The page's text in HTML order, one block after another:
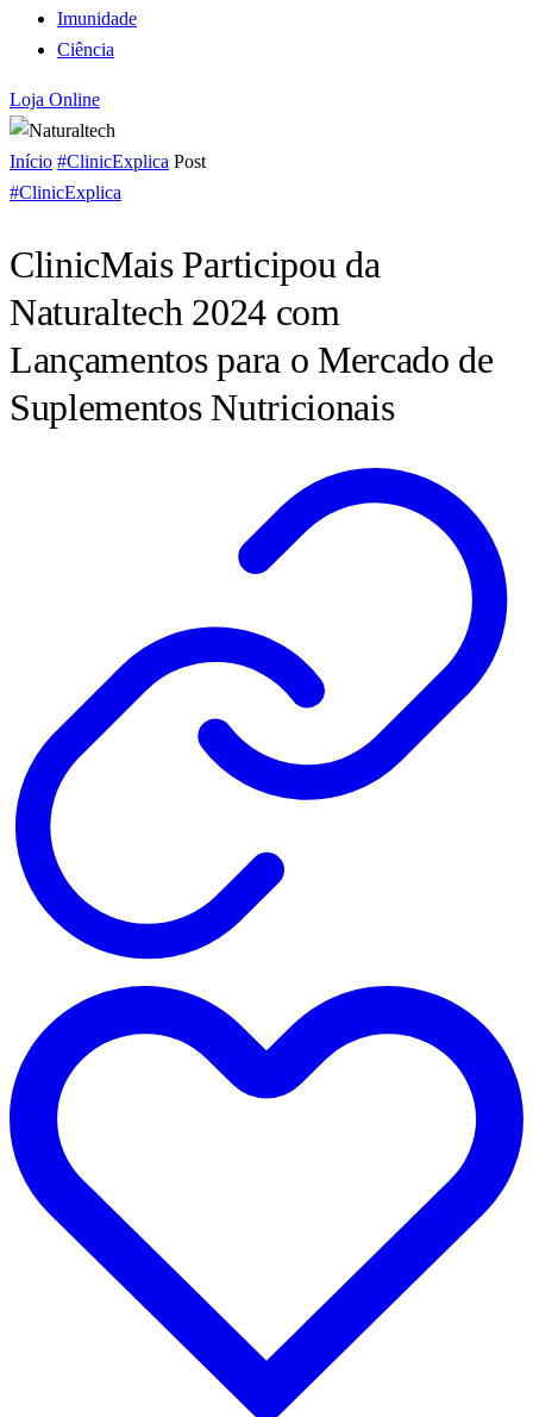
Imunidade
Ciência
Loja Online
Início #ClinicExplica Post
#ClinicExplica
ClinicMais Participou da
Naturaltech 2024 com
Lançamentos para o Mercado de
Suplementos Nutricionais